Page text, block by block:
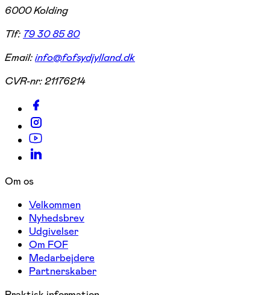
6000 Kolding
Tlf: 79 30 85 80
Email:info@fofsydjylland.dk
CVR-nr:21176214
Om os
Velkommen
Nyhedsbrev
Udgivelser
Om FOF
Medarbejdere
Partnerskaber